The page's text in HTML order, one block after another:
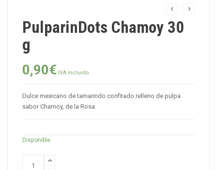
PulparinDots Chamoy 30
g
0,90€ IVA incluido
Dulce mexicano de tamarindo confitado relleno de pulpa
sabor Chamoy, de la Rosa.
Disponible